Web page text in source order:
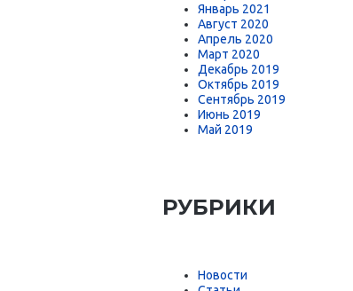
Январь 2021
Август 2020
Апрель 2020
Март 2020
Декабрь 2019
Октябрь 2019
Сентябрь 2019
Июнь 2019
Май 2019
РУБРИКИ
Новости